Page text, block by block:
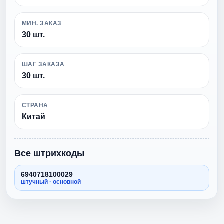
МИН. ЗАКАЗ
30 шт.
ШАГ ЗАКАЗА
30 шт.
СТРАНА
Китай
Все штрихкоды
6940718100029
штучный · основной